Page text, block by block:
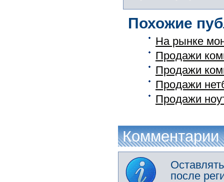
Похожие
На рынке
Продажи
Продажи
Продажи
Продажи
Комментарии
после